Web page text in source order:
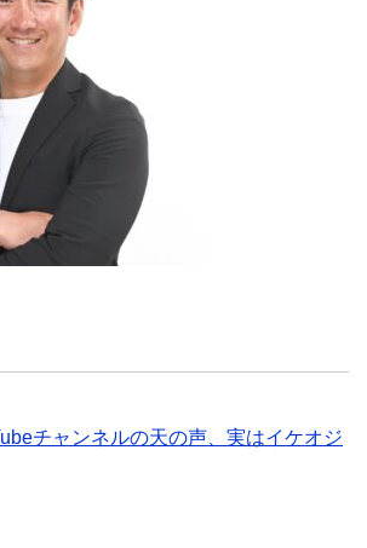
チャンネルの天の声、実はイケオジ